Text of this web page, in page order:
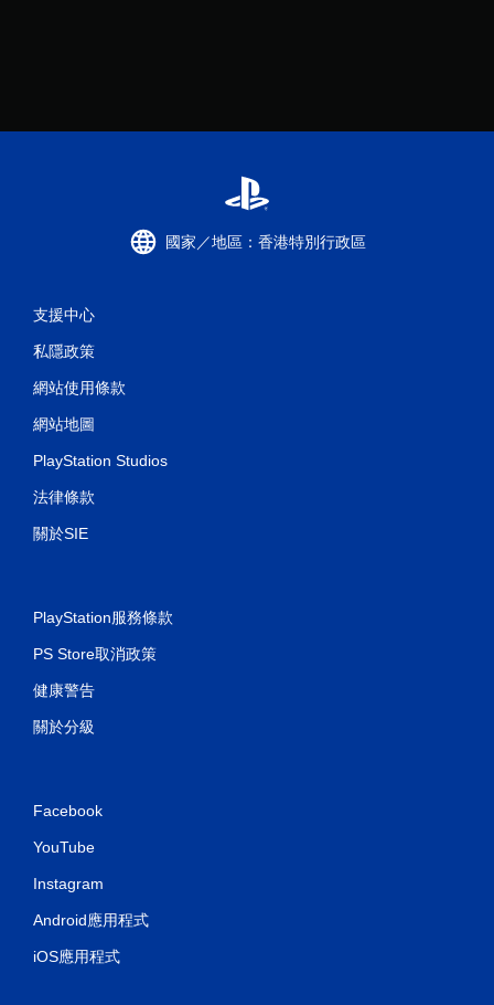
國家／地區：香港特別行政區
支援中心
私隱政策
網站使用條款
網站地圖
PlayStation Studios
法律條款
關於SIE
PlayStation服務條款
PS Store取消政策
健康警告
關於分級
Facebook
YouTube
Instagram
Android應用程式
iOS應用程式